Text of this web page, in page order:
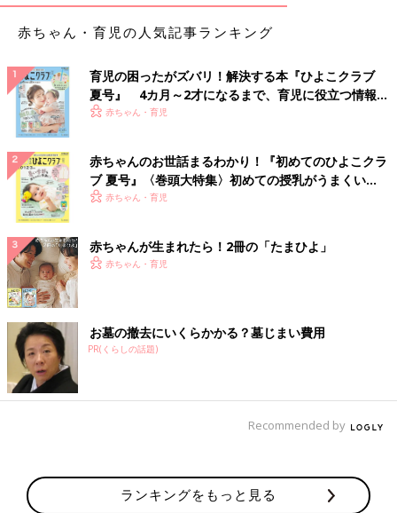
赤ちゃん・育児の人気記事ランキング
育児の困ったがズバリ！解決する本『ひよこクラブ
夏号』 4カ月～2才になるまで、育児に役立つ情報が
いっぱい！
赤ちゃん・育児
赤ちゃんのお世話まるわかり！『初めてのひよこクラ
ブ 夏号』〈巻頭大特集〉初めての授乳がうまくい
く！ おっぱい・ミルクの基本と夏のトラブル 解決テ
赤ちゃん・育児
赤ちゃんが生まれたら！2冊の「たまひよ」
赤ちゃん・育児
お墓の撤去にいくらかかる？墓じまい費用
PR(くらしの話題)
Recommended by
ランキングをもっと見る